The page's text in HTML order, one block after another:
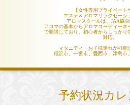
【女性専用プライベート
エステ＆アロマリラクゼーシ
アロマスクールは、JAA協会
アロマの基本からアロマコーディーネ
で開講しており、初心者からしっかり
対応。
マタニティ・お子様連れが可能
稲沢市、一宮市、愛西市、津島市
予約状況カ